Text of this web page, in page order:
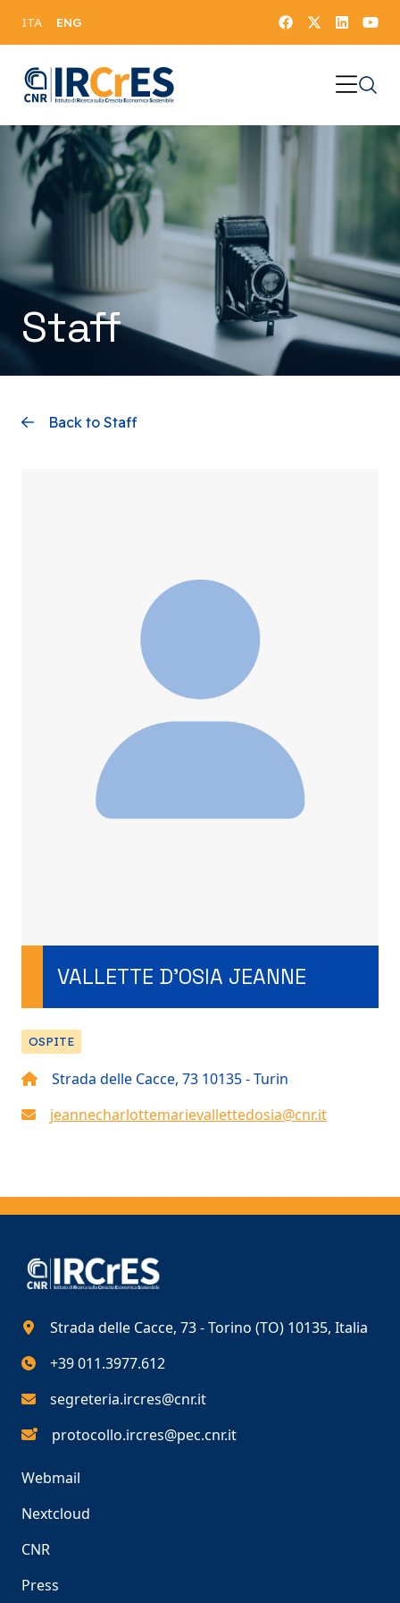
ITA ENG
Staff
Back to Staff
VALLETTE D’OSIA JEANNE
OSPITE
Strada delle Cacce, 73 10135 - Turin
jeannecharlottemarievallettedosia@cnr.it
Strada delle Cacce, 73 - Torino (TO) 10135, Italia
+39 011.3977.612
segreteria.ircres@cnr.it
protocollo.ircres@pec.cnr.it
Webmail
Nextcloud
CNR
Press